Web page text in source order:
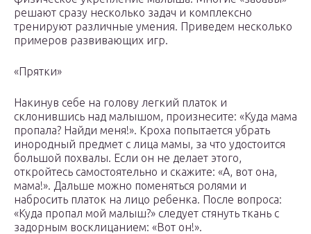
решают сразу несколько задач и комплексно
тренируют различные умения. Приведем несколько
примеров развивающих игр.
«Прятки»
Накинув себе на голову легкий платок и
склонившись над малышом, произнесите: «Куда мама
пропала? Найди меня!». Кроха попытается убрать
инородный предмет с лица мамы, за что удостоится
большой похвалы. Если он не делает этого,
откройтесь самостоятельно и скажите: «А, вот она,
мама!». Дальше можно поменяться ролями и
набросить платок на лицо ребенка. После вопроса:
«Куда пропал мой малыш?» следует стянуть ткань с
задорным восклицанием: «Вот он!».